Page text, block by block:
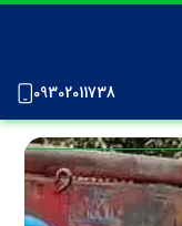
09302011738